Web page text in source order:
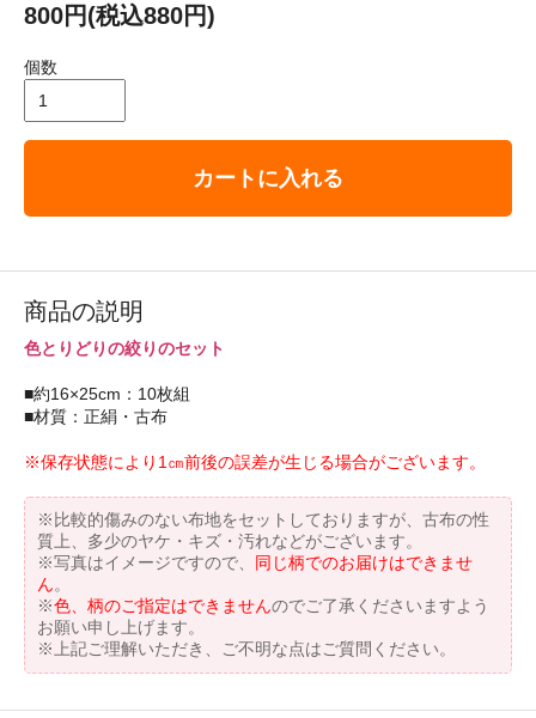
800円(税込880円)
個数
カートに入れる
商品の説明
色とりどりの絞りのセット
■約16×25cm：10枚組
■材質：正絹・古布
※保存状態により1㎝前後の誤差が生じる場合がございます。
※比較的傷みのない布地をセットしておりますが、古布の性
質上、多少のヤケ・キズ・汚れなどがございます。
※写真はイメージですので、 同じ柄でのお届けはできませ
ん。
※色、柄のご指定はできませんのでご了承くださいますよう
お願い申し上げます。
※上記ご理解いただき、ご不明な点はご質問ください。